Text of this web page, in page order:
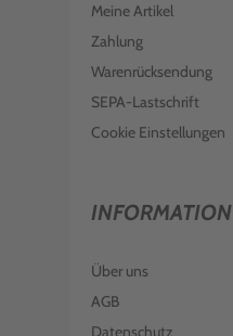
Meine Artikel
Zahlung
Warenrücksendung
SEPA-Lastschrift
Cookie Einstellungen
INFORMATION
Über uns
AGB
Datenschutz